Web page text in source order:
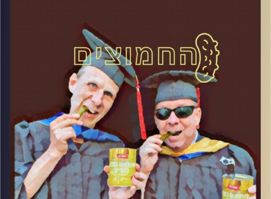
עם פרופסור בועז בן-דוד ופרופסור גלעד
הירשברגר
והפעם: ביבי והפרדוקס החרדי
קרדיט תמונות:AudioVersity